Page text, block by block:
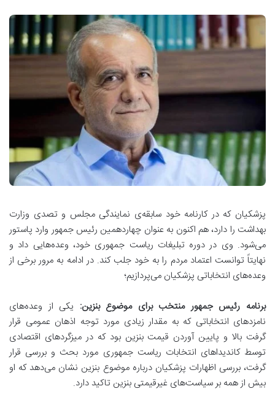
پزشکیان که در کارنامه خود سابقه‌ی نمایندگی مجلس و تصدی وزارت
بهداشت را دارد، هم اکنون به عنوان چهاردهمین رئیس جمهور وارد پاستور
می‌شود. وی در دوره تبلیغات ریاست جمهوری خود، وعده‌هایی داد و
نهایتاً توانست اعتماد مردم را به خود جلب کند. در ادامه به مرور برخی از
وعده‌های انتخاباتی پزشکیان می‌پردازیم؛
برنامه رئیس جمهور منتخب برای موضوع بنزین: یکی از وعده‌های
نامزدهای انتخاباتی که به مقدار زیادی مورد توجه اذهان عمومی قرار
گرفت بالا و پایین آوردن قیمت بنزین بود که در میزگردهای اقتصادی
توسط کاندیداهای انتخابات ریاست جمهوری مورد بحث و بررسی قرار
گرفت، بررسی اظهارات پزشکیان درباره موضوع بنزین نشان می‌دهد که او
بیش از همه بر سیاست‌های غیرقیمتی بنزین تاکید دارد.